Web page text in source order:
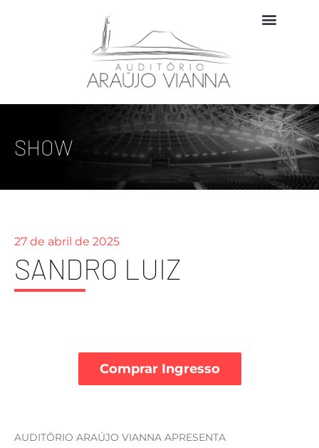
SHOW
27 de abril de 2025
SANDRO LUIZ
AUDITÓRIO ARAÚJO VIANNA APRESENTA
Comprar Ingresso